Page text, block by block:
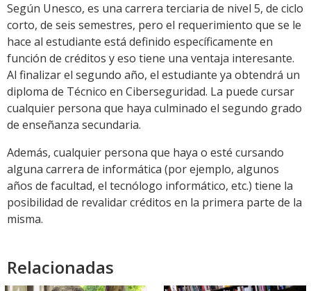
Según Unesco, es una carrera terciaria de nivel 5, de ciclo
corto, de seis semestres, pero el requerimiento que se le
hace al estudiante está definido específicamente en
función de créditos y eso tiene una ventaja interesante.
Al finalizar el segundo año, el estudiante ya obtendrá un
diploma de Técnico en Ciberseguridad. La puede cursar
cualquier persona que haya culminado el segundo grado
de enseñanza secundaria.
Además, cualquier persona que haya o esté cursando
alguna carrera de informática (por ejemplo, algunos
años de facultad, el tecnólogo informático, etc.) tiene la
posibilidad de revalidar créditos en la primera parte de la
misma.
Relacionadas